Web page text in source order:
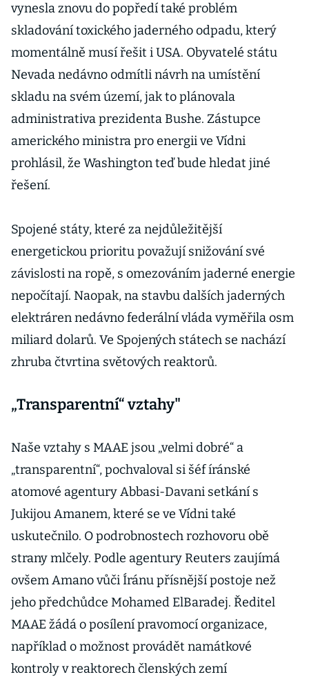
vynesla znovu do popředí také problém
skladování toxického jaderného odpadu, který
momentálně musí řešit i USA. Obyvatelé státu
Nevada nedávno odmítli návrh na umístění
skladu na svém území, jak to plánovala
administrativa prezidenta Bushe. Zástupce
amerického ministra pro energii ve Vídni
prohlásil, že Washington teď bude hledat jiné
řešení.
Spojené státy, které za nejdůležitější
energetickou prioritu považují snižování své
závislosti na ropě, s omezováním jaderné energie
nepočítají. Naopak, na stavbu dalších jaderných
elektráren nedávno federální vláda vyměřila osm
miliard dolarů. Ve Spojených státech se nachází
zhruba čtvrtina světových reaktorů.
„Transparentní“ vztahy"
Naše vztahy s MAAE jsou „velmi dobré“ a
„transparentní“, pochvaloval si šéf íránské
atomové agentury Abbasi-Davani setkání s
Jukijou Amanem, které se ve Vídni také
uskutečnilo. O podrobnostech rozhovoru obě
strany mlčely. Podle agentury Reuters zaujímá
ovšem Amano vůči Íránu přísnější postoje než
jeho předchůdce Mohamed ElBaradej. Ředitel
MAAE žádá o posílení pravomocí organizace,
například o možnost provádět namátkové
kontroly v reaktorech členských zemí